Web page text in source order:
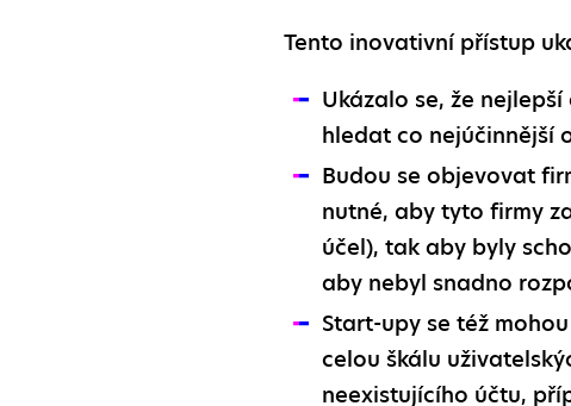
Tento inovativní přístup
Ukázalo se, že
hledat co nejúčinnější
Budou se objevovat
nutné, aby tyto firmy
účel), tak aby byly
aby nebyl snadno
Start-upy se též
celou škálu
neexistujícího účtu,